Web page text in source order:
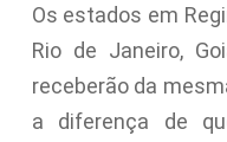
Os estados em
Rio de Janeiro,
receberão da
a diferença de